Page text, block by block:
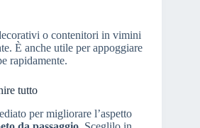
o contenitori in vimini
È anche utile per appoggiare
rapidamente.
tutto
per migliorare l’aspetto